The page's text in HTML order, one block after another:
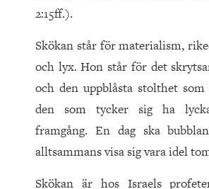
2:15ff.).
Skökan står för materialism,
och lyx. Hon står för det
och den uppblåsta stolthet som
den som tycker sig ha
framgång. En dag ska
alltsammans visa sig vara idel
Skökan är hos Israels